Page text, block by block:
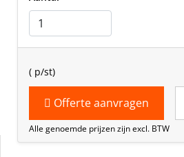
( p/st)
Offerte aanvragen
Alle genoemde prijzen zijn excl. BTW